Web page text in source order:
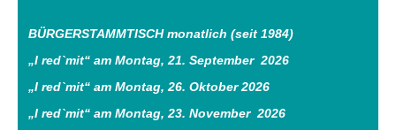
BÜRGERSTAMMTISCH monatlich (seit 1984)
„I red`mit“ amMontag, 21. September 2026
„I red`mit“ amMontag, 26. Oktober 2026
„I red`mit“ amMontag, 23. November 2026